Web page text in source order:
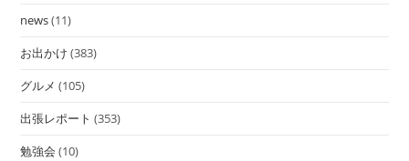
news(11)
お出かけ (383)
グルメ (105)
出張レポート (353)
勉強会 (10)